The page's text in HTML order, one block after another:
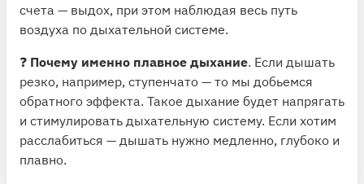
счета — выдох, при этом наблюдая весь путь
воздуха по дыхательной системе.
❓ Почему именно плавное дыхание. Если дышать
резко, например, ступенчато — то мы добьемся
обратного эффекта. Такое дыхание будет напрягать
и стимулировать дыхательную систему. Если хотим
расслабиться — дышать нужно медленно, глубоко и
плавно.